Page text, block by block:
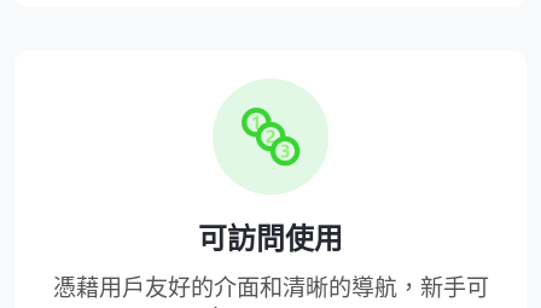
可訪問使用
憑藉用戶友好的介面和清晰的導航，新手可